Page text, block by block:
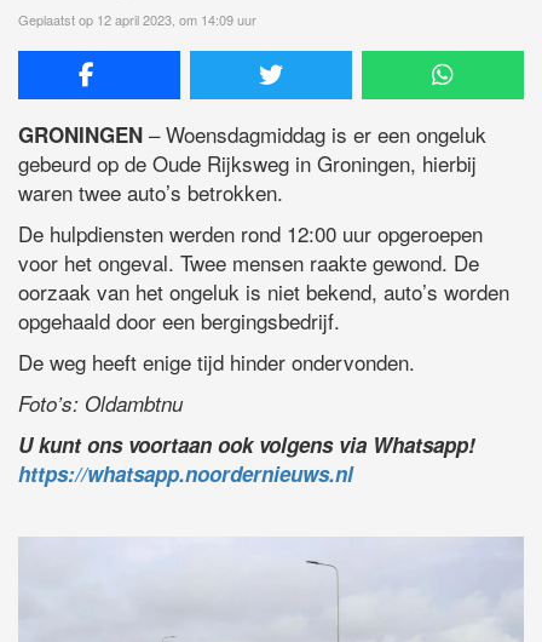
Geplaatst op 12 april 2023, om 14:09 uur
GRONINGEN – Woensdagmiddag is er een ongeluk
gebeurd op de Oude Rijksweg in Groningen, hierbij
waren twee auto’s betrokken.
De hulpdiensten werden rond 12:00 uur opgeroepen
voor het ongeval. Twee mensen raakte gewond. De
oorzaak van het ongeluk is niet bekend, auto’s worden
opgehaald door een bergingsbedrijf.
De weg heeft enige tijd hinder ondervonden.
Foto’s: Oldambtnu
U kunt ons voortaan ook volgens via Whatsapp!
https://whatsapp.noordernieuws.nl